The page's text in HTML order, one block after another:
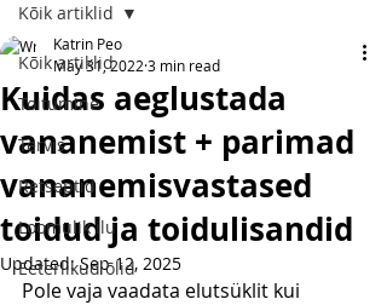
Kõik artiklid
Toitumine
Tervis
Retseptid
Loomulik ilu
Eeterlikud õlid
Kõik artiklid
Kuidas aeglustada
vananemist + parimad
vananemisvastased
toidud ja toidulisandid
Katrin Peo
May 31, 2022 3 min read
Updated:Sep 12, 2025
Pole vaja vaadata elutsüklit kui